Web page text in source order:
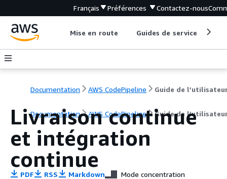
Français Préférences Contactez-nous
Mise en route Guides de service
Documentation AWS CodePipeline Guide de
Documentation AWS CodePipeline Guide de
Livraison continue
et intégration
continue
PDF RSS Markdown Mode concentration